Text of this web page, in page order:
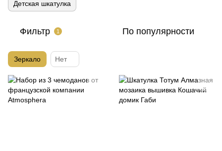
Детская шкатулка
Фильтр 1 По популярности
Зеркало Нет